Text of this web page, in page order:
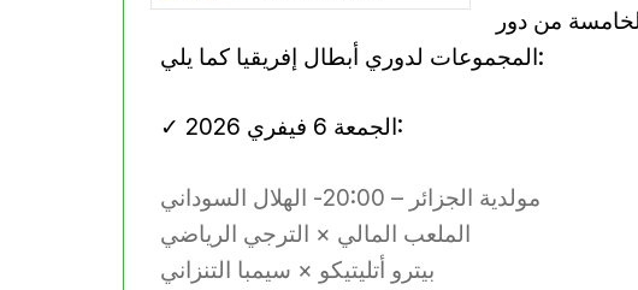
من دور
المجموعات لدوري أبطال إفريقيا كما يلي:
✓ الجمعة 6 فيفري 2026:
مولدية الجزائر – 20:00- الهلال السوداني
الملعب المالي × الترجي الرياضي
بيترو أتليتيكو × سيمبا التنزاني